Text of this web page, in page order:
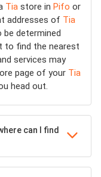
Tia store in Pifo or
addresses of Tia
determined
to find the nearest
services may
page of your Tia
head out.
can I find